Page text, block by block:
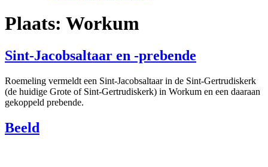
Plaats: Workum
Sint-Jacobsaltaar en -prebende
Roemeling vermeldt een Sint-Jacobsaltaar in de Sint-Gertrudiskerk
(de huidige Grote of Sint-Gertrudiskerk) in Workum en een daaraan
gekoppeld prebende.
Beeld